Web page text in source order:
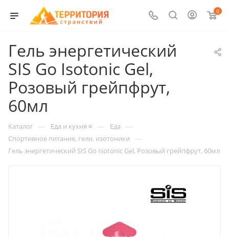
0
Гель энергетический
SIS Go Isotonic Gel,
Розовый грейпфрут,
60мл
Каталог — Еда и кухня ≡ — Еда —
Спортивное питание, гели, изотоники —
Гель энергетический SIS Go Isotonic Gel, Розовый грейпфрут, 60мл